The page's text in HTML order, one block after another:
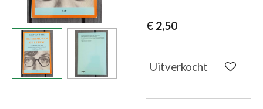
€ 2,50
Uitverkocht